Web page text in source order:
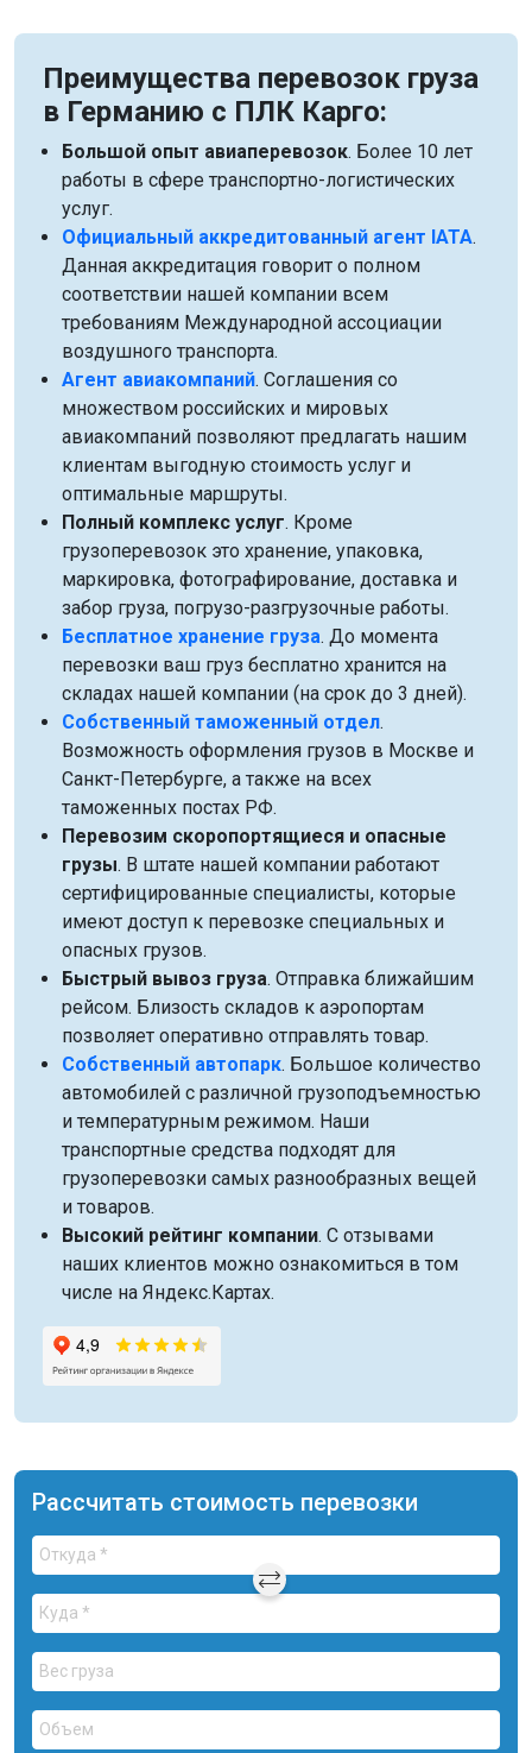
Преимущества перевозок груза
в Германию с ПЛК Карго:
Большой опыт авиаперевозок. Более 10 лет
работы в сфере транспортно-логистических
услуг.
Официальный аккредитованный агент IATA.
Данная аккредитация говорит о полном
соответствии нашей компании всем
требованиям Международной ассоциации
воздушного транспорта.
Агент авиакомпаний. Соглашения со
множеством российских и мировых
авиакомпаний позволяют предлагать нашим
клиентам выгодную стоимость услуг и
оптимальные маршруты.
Полный комплекс услуг. Кроме
грузоперевозок это хранение, упаковка,
маркировка, фотографирование, доставка и
забор груза, погрузо-разгрузочные работы.
Бесплатное хранение груза. До момента
перевозки ваш груз бесплатно хранится на
складах нашей компании (на срок до 3 дней).
Собственный таможенный отдел.
Возможность оформления грузов в Москве и
Санкт-Петербурге, а также на всех
таможенных постах РФ.
Перевозим скоропортящиеся и опасные
грузы. В штате нашей компании работают
сертифицированные специалисты, которые
имеют доступ к перевозке специальных и
опасных грузов.
Быстрый вывоз груза. Отправка ближайшим
рейсом. Близость складов к аэропортам
позволяет оперативно отправлять товар.
Собственный автопарк. Большое количество
автомобилей с различной грузоподъемностью
и температурным режимом. Наши
транспортные средства подходят для
грузоперевозки самых разнообразных вещей
и товаров.
Высокий рейтинг компании. С отзывами
наших клиентов можно ознакомиться в том
числе на Яндекс.Картах.
Рассчитать стоимость перевозки